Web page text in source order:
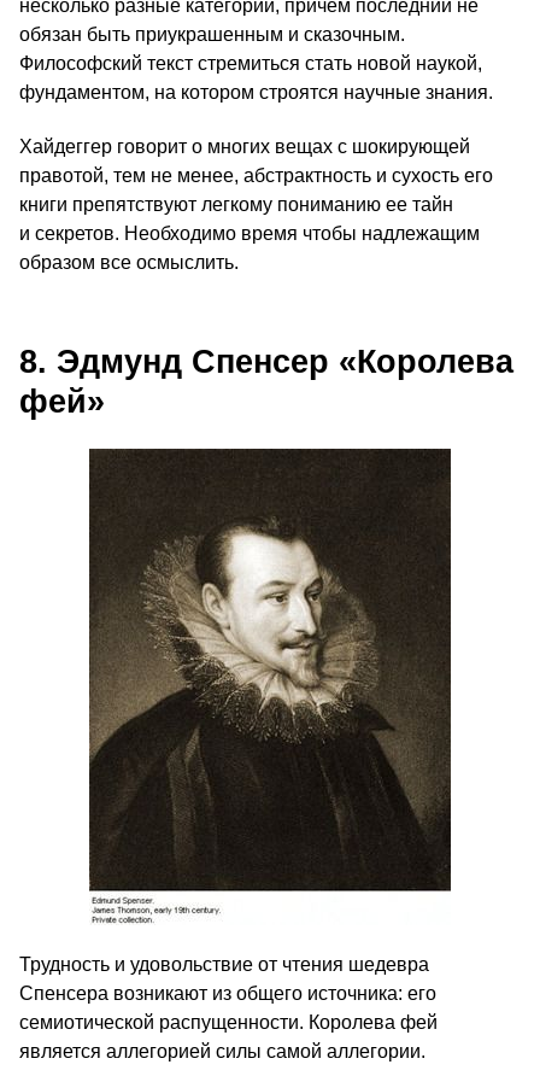
несколько разные категории, причем последний не
обязан быть приукрашенным и сказочным.
Философский текст стремиться стать новой наукой,
фундаментом, на котором строятся научные знания.
Хайдеггер говорит о многих вещах с шокирующей
правотой, тем не менее, абстрактность и сухость его
книги препятствуют легкому пониманию ее тайн
и секретов. Необходимо время чтобы надлежащим
образом все осмыслить.
8. Эдмунд Спенсер «Королева
фей»
Трудность и удовольствие от чтения шедевра
Спенсера возникают из общего источника: его
семиотической распущенности. Королева фей
является аллегорией силы самой аллегории.